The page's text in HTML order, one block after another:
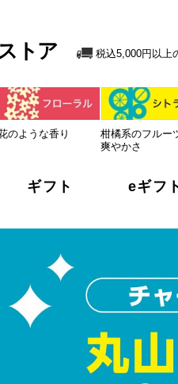
のお買上げで送料当社負担
トア 税込5,000円以上
のような香り
柑橘系のフルー
爽やかさ
ギフト eギフ